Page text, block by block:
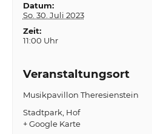
Datum:
So. 30. Juli 2023
Zeit:
11:00 Uhr
Veranstaltungsort
Musikpavillon Theresienstein
Stadtpark Hof
+ Google Karte